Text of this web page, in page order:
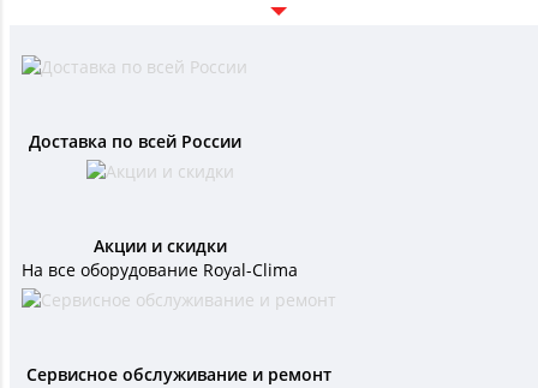
Доставка по всей России
Акции и скидки
На все оборудование Royal-Clima
Сервисное обслуживание и ремонт